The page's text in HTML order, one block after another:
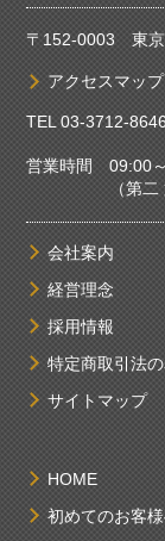
〒152-0003 東京
アクセスマップ
TEL03-3712-
営業時間 09:00
（第二 第四
会社案内
経営理念
採用情報
特定商取引法
サイトマップ
HOME
初めてのお客